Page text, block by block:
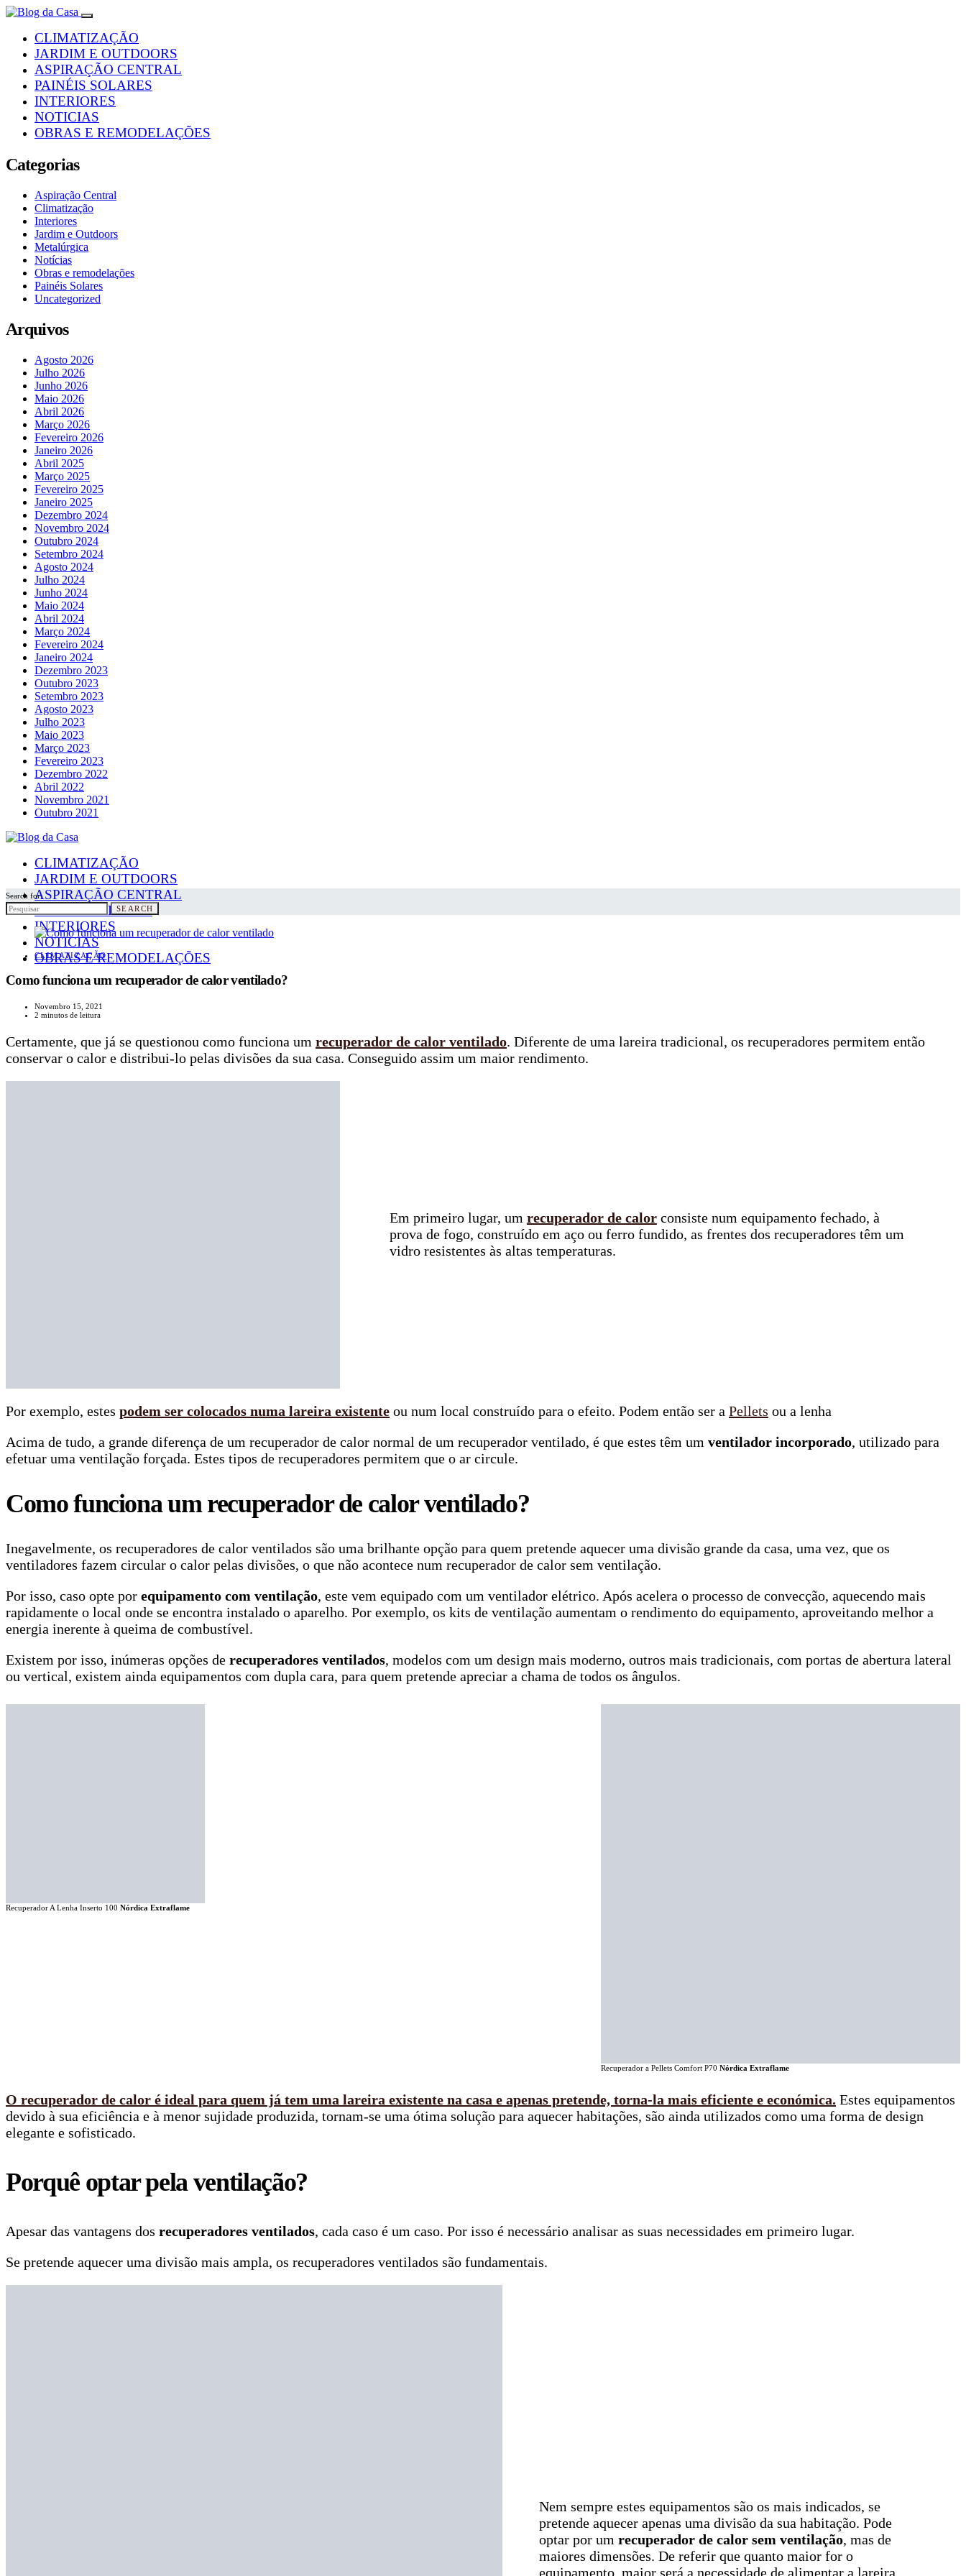
CLIMATIZAÇÃO
JARDIM E OUTDOORS
ASPIRAÇÃO CENTRAL
PAINÉIS SOLARES
INTERIORES
NOTICIAS
OBRAS E REMODELAÇÕES
Categorias
Aspiração Central
Climatização
Interiores
Jardim e Outdoors
Metalúrgica
Notícias
Obras e remodelações
Painéis Solares
Uncategorized
Arquivos
Agosto 2026
Julho 2026
Junho 2026
Maio 2026
Abril 2026
Março 2026
Fevereiro 2026
Janeiro 2026
Abril 2025
Março 2025
Fevereiro 2025
Janeiro 2025
Dezembro 2024
Novembro 2024
Outubro 2024
Setembro 2024
Agosto 2024
Julho 2024
Junho 2024
Maio 2024
Abril 2024
Março 2024
Fevereiro 2024
Janeiro 2024
Dezembro 2023
Outubro 2023
Setembro 2023
Agosto 2023
Julho 2023
Maio 2023
Março 2023
Fevereiro 2023
Dezembro 2022
Abril 2022
Novembro 2021
Outubro 2021
CLIMATIZAÇÃO
JARDIM E OUTDOORS
ASPIRAÇÃO CENTRAL
PAINÉIS SOLARES
INTERIORES
NOTICIAS
OBRAS E REMODELAÇÕES
Search for:
SEARCH
CLIMATIZAÇÃO
Como funciona um recuperador de calor ventilado?
Novembro 15, 2021
2 minutos de leitura
Certamente, que já se questionou como funciona um recuperador de calor ventilado. Diferente de uma lareira tradicional, os recuperadores permitem então
conservar o calor e distribui-lo pelas divisões da sua casa. Conseguido assim um maior rendimento.
Em primeiro lugar, um recuperador de calorconsiste num equipamento fechado, à
prova de fogo, construído em aço ou ferro fundido, as frentes dos recuperadores têm um
vidro resistentes às altas temperaturas.
Por exemplo, estes podem ser colocados numa lareira existente ou num local construído para o efeito. Podem então ser a Pellets ou a lenha
Acima de tudo, a grande diferença de um recuperador de calor normal de um recuperador ventilado, é que estes têm um ventilador incorporado, utilizado para
efetuar uma ventilação forçada. Estes tipos de recuperadores permitem que o ar circule.
Como funciona um recuperador de calor ventilado?
Inegavelmente, os recuperadores de calor ventilados são uma brilhante opção para quem pretende aquecer uma divisão grande da casa, uma vez, que os
ventiladores fazem circular o calor pelas divisões, o que não acontece num recuperador de calor sem ventilação.
Por isso, caso opte por equipamento com ventilação, este vem equipado com um ventilador elétrico. Após acelera o processo de convecção, aquecendo mais
rapidamente o local onde se encontra instalado o aparelho. Por exemplo, os kits de ventilação aumentam o rendimento do equipamento, aproveitando melhor a
energia inerente à queima de combustível.
Existem por isso, inúmeras opções de recuperadores ventilados, modelos com um design mais moderno, outros mais tradicionais, com portas de abertura lateral
ou vertical, existem ainda equipamentos com dupla cara, para quem pretende apreciar a chama de todos os ângulos.
Recuperador A Lenha Inserto 100 Nórdica Extraflame
Recuperador a Pellets Comfort P70 Nórdica Extraflame
O recuperador de calor é ideal para quem já tem uma lareira existente na casa e apenas pretende, torna-la mais eficiente e económica. Estes equipamentos
devido à sua eficiência e à menor sujidade produzida, tornam-se uma ótima solução para aquecer habitações, são ainda utilizados como uma forma de design
elegante e sofisticado.
Porquê optar pela ventilação?
Apesar das vantagens dos recuperadores ventilados, cada caso é um caso. Por isso é necessário analisar as suas necessidades em primeiro lugar.
Se pretende aquecer uma divisão mais ampla, os recuperadores ventilados são fundamentais.
Nem sempre estes equipamentos são os mais indicados, se
pretende aquecer apenas uma divisão da sua habitação. Pode
optar por um recuperador de calor sem ventilação, mas de
maiores dimensões. De referir que quanto maior for o
equipamento, maior será a necessidade de alimentar a lareira.